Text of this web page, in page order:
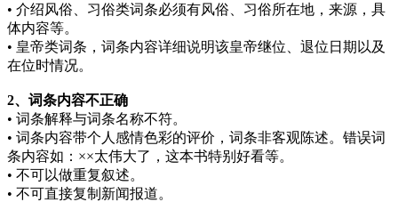
• 介绍风俗、习俗类词条必须有风俗、习俗所在地，来源，具
体内容等。
• 皇帝类词条，词条内容详细说明该皇帝继位、退位日期以及
在位时情况。
2、词条内容不正确
• 词条解释与词条名称不符。
• 词条内容带个人感情色彩的评价，词条非客观陈述。错误词
条内容如：××太伟大了，这本书特别好看等。
• 不可以做重复叙述。
• 不可直接复制新闻报道。